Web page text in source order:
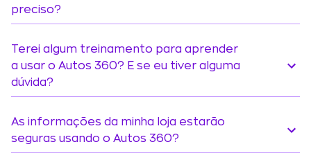
preciso?
Terei algum treinamento para aprender
a usar o Autos 360? E se eu tiver alguma
dúvida?
As informações da minha loja estarão
seguras usando o Autos 360?